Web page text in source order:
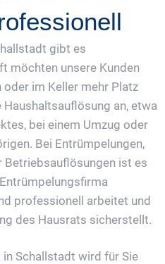
gibt es
möchten unsere Kunden
im Keller mehr Platz
an, etwa
bei einem Umzug oder
Bei Entrümpelungen,
Betriebsauflösungen ist es
professionell arbeitet und
des Hausrats sicherstellt.
Schallstadt wird für Sie